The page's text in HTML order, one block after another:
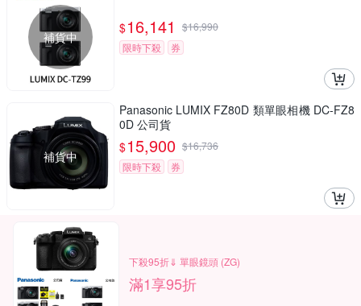
補貨中
$16,141 $16,990
限時下殺
券
補貨中
Panasonic LUMIX FZ80D 類單眼相機 DC-FZ8
0D 公司貨
$15,900 $16,736
限時下殺
券
下殺95折⇓ 單眼鏡頭 (ZG)
滿1享95折